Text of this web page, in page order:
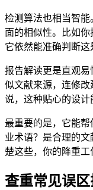
检测算法也相当智
面的相似性。比如你
它依然能准确判断这
报告解读更是直观
似文献来源，连修
说，这种贴心的设计
最重要的是，它能
业术语？是合理的
楚这些，你的降重工
查重常见误